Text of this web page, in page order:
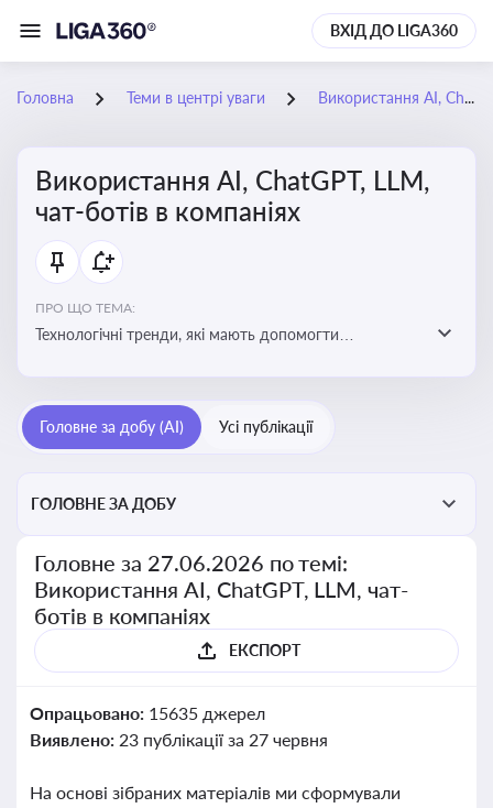
ВХІД ДО LIGA360
Головна Теми в центрі уваги Використання AI, ChatGPT, LLM, чат-ботів в компаніях
Використання AI, ChatGPT, LLM,
чат-ботів в компаніях
ПРО ЩО ТЕМА:
Технологічні тренди, які мають допомогти
ефективність і знизити витрати компаній
Головне за добу (AI) Усі публікації
ГОЛОВНЕ ЗА ДОБУ
Головне за 27.06.2026 по темі:
Використання AI, ChatGPT, LLM, чат-
ботів в компаніях
ЕКСПОРТ
Опрацьовано: 15635 джерел
Виявлено: 23 публікації за 27 червня
На основі зібраних матеріалів ми сформували